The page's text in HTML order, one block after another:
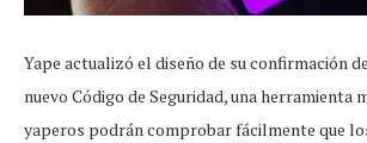
Yape actualizó el diseño de su confirmación
nuevo Código de Seguridad, una herramienta
yaperos podrán comprobar fácilmente que